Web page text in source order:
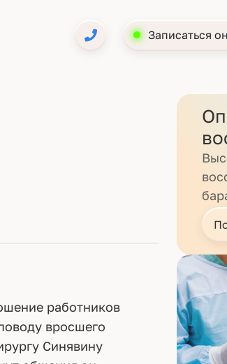
Записаться
работников
вросшего
Синявину